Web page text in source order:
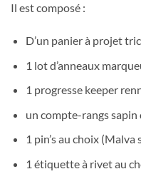
Il est composé :
D’un panier à projet
1 lot d’anneaux
1 progresse keeper
un compte-rangs sapin
1 pin’s au choix
1 étiquette à rivet au